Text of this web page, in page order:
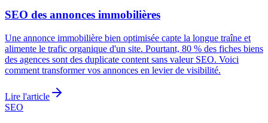
SEO des annonces immobilières
Une annonce immobilière bien optimisée capte la longue traîne et
alimente le trafic organique d'un site. Pourtant, 80 % des fiches biens
des agences sont des duplicate content sans valeur SEO. Voici
comment transformer vos annonces en levier de visibilité.
Lire l'article
SEO